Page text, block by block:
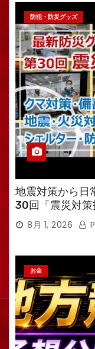
防犯・防災グッズ
地震対策から日
30回「震災対
えるTV・高荷
8月 1, 2026
お金